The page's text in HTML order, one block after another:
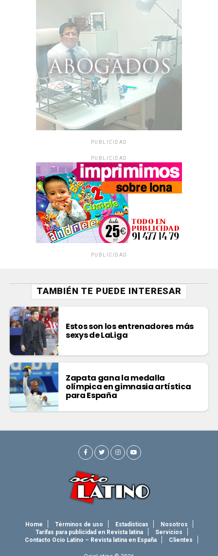
PUBLICIDAD
PUBLICIDAD
PUBLICIDAD
TAMBIÉN TE PUEDE INTERESAR
Estos son los entrenadores más
sexys de LaLiga
Zapata gana la medalla
olímpica en gimnasia artística
para España
Home Términos de uso Estadísticas
Nosotros
Tarifas para publicidad en Revista latina
Servicios
Contacto Ocio Latino – Revista latina en España
Clientes